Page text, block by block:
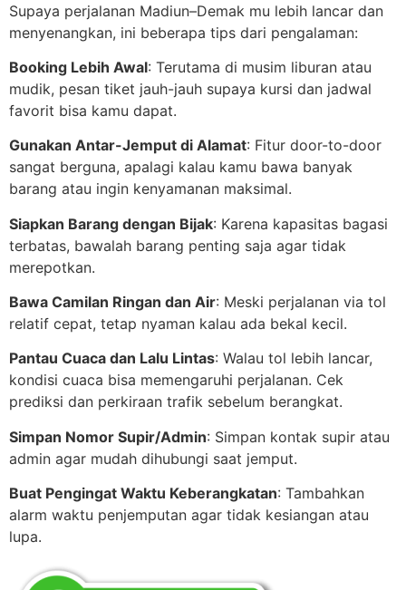
Supaya perjalanan Madiun–Demak mu lebih lancar dan
menyenangkan, ini beberapa tips dari pengalaman:
Booking Lebih Awal: Terutama di musim liburan atau
mudik, pesan tiket jauh-jauh supaya kursi dan jadwal
favorit bisa kamu dapat.
Gunakan Antar-Jemput di Alamat: Fitur door-to-door
sangat berguna, apalagi kalau kamu bawa banyak
barang atau ingin kenyamanan maksimal.
Siapkan Barang dengan Bijak: Karena kapasitas bagasi
terbatas, bawalah barang penting saja agar tidak
merepotkan.
Bawa Camilan Ringan dan Air: Meski perjalanan via tol
relatif cepat, tetap nyaman kalau ada bekal kecil.
Pantau Cuaca dan Lalu Lintas: Walau tol lebih lancar,
kondisi cuaca bisa memengaruhi perjalanan. Cek
prediksi dan perkiraan trafik sebelum berangkat.
Simpan Nomor Supir/Admin: Simpan kontak supir atau
admin agar mudah dihubungi saat jemput.
Buat Pengingat Waktu Keberangkatan: Tambahkan
alarm waktu penjemputan agar tidak kesiangan atau
lupa.